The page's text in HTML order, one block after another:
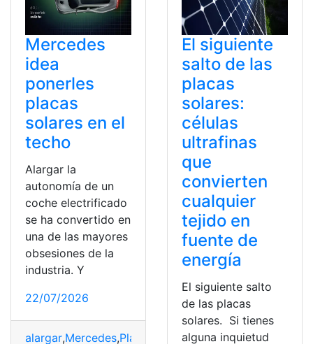
Mercedes
idea
ponerles
placas
solares en el
techo
Alargar la
autonomía de un
coche electrificado
se ha convertido en
una de las mayores
obsesiones de la
industria. Y
22/07/2026
alargar,Mercedes,Placas Placas solares,techo
El siguiente
salto de las
placas
solares:
células
ultrafinas
que
convierten
cualquier
tejido en
fuente de
energía
El siguiente salto
de las placas
solares. Si tienes
alguna inquietud